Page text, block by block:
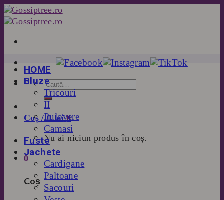
Skip
to
Coș /0lei 0
Nu ai niciun produs în coș.
0
Coș
HOME
Bluze
Tricouri
II
Pulovere
Camasi
Fuste
Jachete
Cardigane
Paltoane
Sacouri